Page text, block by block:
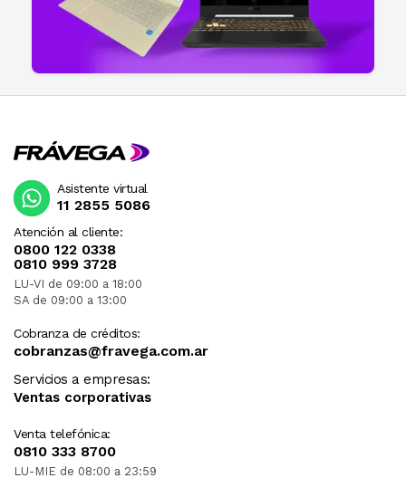
Atención al cliente:
0800 122 0338
0810 999 3728
LU-VI de 09:00 a 18:00
SA de 09:00 a 13:00
Cobranza de créditos:
cobranzas@fravega.com.ar
Servicios a empresas:
Ventas corporativas
Venta telefónica:
0810 333 8700
LU-MIE de 08:00 a 23:59
Asistente virtual
11 2855 5086